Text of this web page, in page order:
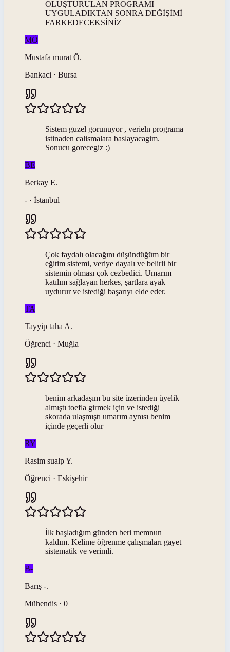
OLUŞTURULAN PROGRAMI
UYGULADIKTAN SONRA DEĞİŞİMİ
FARKEDECEKSİNİZ
MÖ
Mustafa murat Ö.
Bankaci · Bursa
Sistem guzel gorunuyor , verieln programa
istinaden calismalara baslayacagim.
Sonucu gorecegiz :)
BE
Berkay E.
- · İstanbul
Çok faydalı olacağını düşündüğüm bir
eğitim sistemi, veriye dayalı ve belirli bir
sistemin olması çok cezbedici. Umarım
katılım sağlayan herkes, şartlara ayak
uydurur ve istediği başarıyı elde eder.
TA
Tayyip taha A.
Öğrenci · Muğla
benim arkadaşım bu site üzerinden üyelik
almıştı toefla girmek için ve istediği
skorada ulaşmıştı umarım aynısı benim
içinde geçerli olur
RY
Rasim sualpY.
Öğrenci · Eskişehir
İlk başladığım günden beri memnun
kaldım. Kelime öğrenme çalışmaları gayet
sistematik ve verimli.
B-
Barış -.
Mühendis · 0